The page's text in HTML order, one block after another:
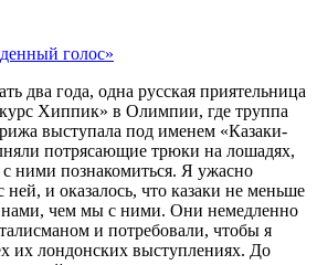
голос»
два года, одна русская приятельница
Хиппик» в Олимпии, где труппа
выступала под именем «Казаки-
потрясающие трюки на лошадях,
ними познакомиться. Я ужасно
ней, и оказалось, что казаки не меньше
нами, чем мы с ними. Они немедленно
и потребовали, чтобы я
их лондонских выступлениях. До